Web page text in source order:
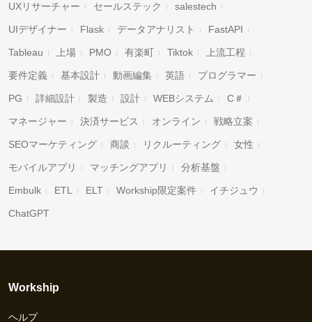
UXリサーチャー セールステック salestech
UIデザイナー Flask データアナリスト FastAPI
Tableau 上場 PMO 有楽町 Tiktok 上流工程
要件定義 基本設計 動画編集 英語 プログラマー
PG 詳細設計 製造 設計 WEBシステム C＃
マネージャー 決済サービス オンライン 戦略立案
SEOマーケティング 商談 リクルーティング 女性
モバイルアプリ マッチングアプリ 分析基盤
Embulk ETL ELT Workship限定案件 イチジュウ
ChatGPT
Workship
ヘルプ